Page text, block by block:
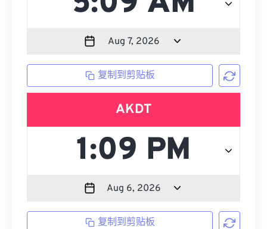
复制到剪贴板
AKDT
复制到剪贴板